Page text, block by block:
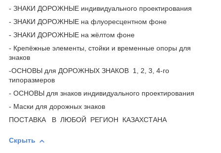
- ЗНАКИ ДОРОЖНЫЕ индивидуального проектирования
- ЗНАКИ ДОРОЖНЫЕ на флуоресцентном фоне
- ЗНАКИ ДОРОЖНЫЕ на жёлтом фоне
- Крепёжные элементы, стойки и временные опоры для
знаков
-ОСНОВЫ для ДОРОЖНЫХ ЗНАКОВ 1, 2, 3, 4-го
типоразмеров
- ОСНОВЫ для знаков индивидуального проектирования
- Маски для дорожных знаков
ПОСТАВКА В ЛЮБОЙ РЕГИОН КАЗАХСТАНА
Скрыть